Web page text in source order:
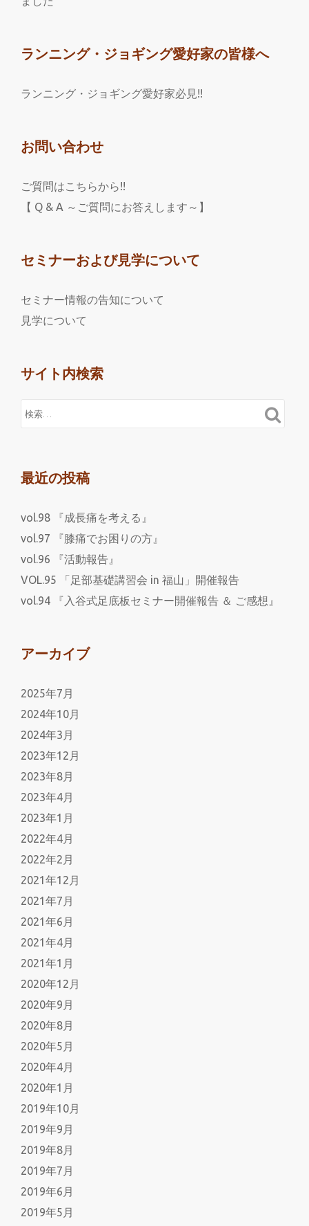
ランニング・ジョギング愛好家の皆様へ
ランニング・ジョギング愛好家必見!!
お問い合わせ
ご質問はこちらから!!
【 Q & A ～ご質問にお答えします～】
セミナーおよび見学について
セミナー情報の告知について
見学について
サイト内検索
最近の投稿
vol.98 『成長痛を考える』
vol.97 『膝痛でお困りの方』
vol.96 『活動報告』
VOL.95 「足部基礎講習会 in 福山」開催報告
vol.94 『入谷式足底板セミナー開催報告 ＆ ご感想』
アーカイブ
2025年7月
2024年10月
2024年3月
2023年12月
2023年8月
2023年4月
2023年1月
2022年4月
2022年2月
2021年12月
2021年7月
2021年6月
2021年4月
2021年1月
2020年12月
2020年9月
2020年8月
2020年5月
2020年4月
2020年1月
2019年10月
2019年9月
2019年8月
2019年7月
2019年6月
2019年5月